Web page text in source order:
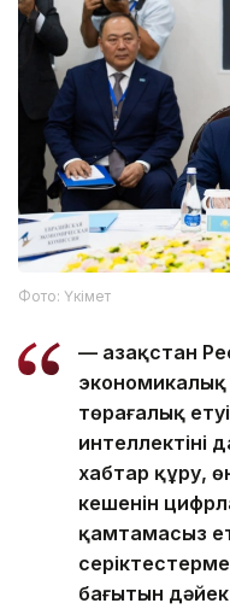
Фото: Үкімет
— Қазақстан
төрағалық
интеллектіні
хабтар құру,
кешенін
қамтамасыз
бағытын